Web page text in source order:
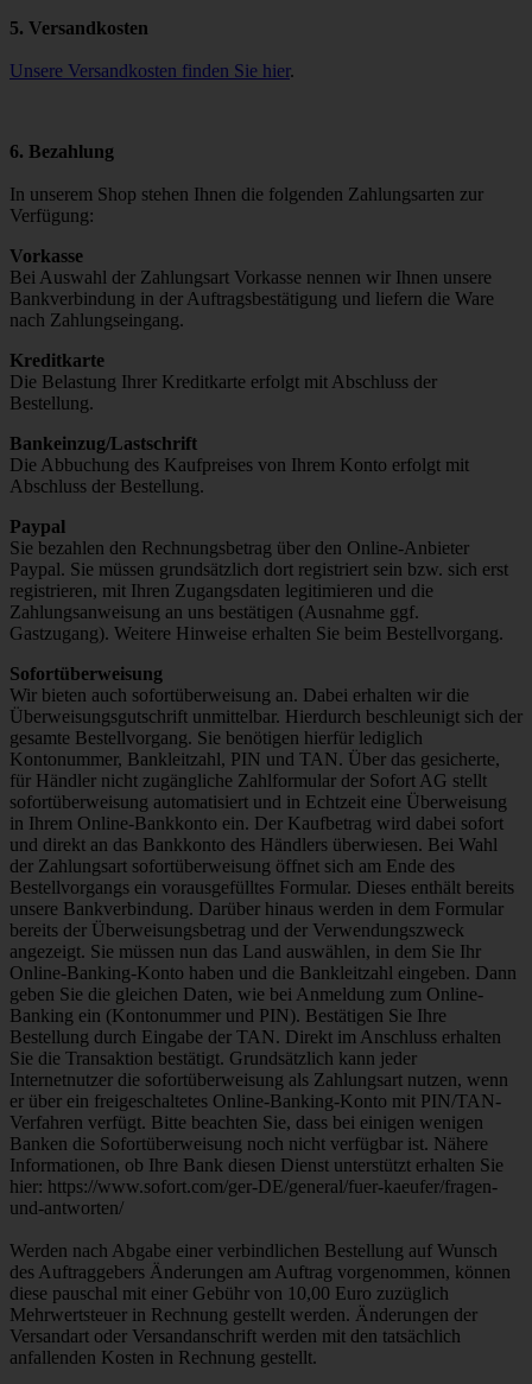
5. Versandkosten
Unsere Versandkosten finden Sie hier.
6. Bezahlung
In unserem Shop stehen Ihnen die folgenden Zahlungsarten zur
Verfügung:
Vorkasse
Bei Auswahl der Zahlungsart Vorkasse nennen wir Ihnen unsere
Bankverbindung in der Auftragsbestätigung und liefern die Ware
nach Zahlungseingang.
Kreditkarte
Die Belastung Ihrer Kreditkarte erfolgt mit Abschluss der
Bestellung.
Bankeinzug/Lastschrift
Die Abbuchung des Kaufpreises von Ihrem Konto erfolgt mit
Abschluss der Bestellung.
Paypal
Sie bezahlen den Rechnungsbetrag über den Online-Anbieter
Paypal. Sie müssen grundsätzlich dort registriert sein bzw. sich erst
registrieren, mit Ihren Zugangsdaten legitimieren und die
Zahlungsanweisung an uns bestätigen (Ausnahme ggf.
Gastzugang). Weitere Hinweise erhalten Sie beim Bestellvorgang.
Sofortüberweisung
Wir bieten auch sofortüberweisung an. Dabei erhalten wir die
Überweisungsgutschrift unmittelbar. Hierdurch beschleunigt sich der
gesamte Bestellvorgang. Sie benötigen hierfür lediglich
Kontonummer, Bankleitzahl, PIN und TAN. Über das gesicherte,
für Händler nicht zugängliche Zahlformular der Sofort AG stellt
sofortüberweisung automatisiert und in Echtzeit eine Überweisung
in Ihrem Online-Bankkonto ein. Der Kaufbetrag wird dabei sofort
und direkt an das Bankkonto des Händlers überwiesen. Bei Wahl
der Zahlungsart sofortüberweisung öffnet sich am Ende des
Bestellvorgangs ein vorausgefülltes Formular. Dieses enthält bereits
unsere Bankverbindung. Darüber hinaus werden in dem Formular
bereits der Überweisungsbetrag und der Verwendungszweck
angezeigt. Sie müssen nun das Land auswählen, in dem Sie Ihr
Online-Banking-Konto haben und die Bankleitzahl eingeben. Dann
geben Sie die gleichen Daten, wie bei Anmeldung zum Online-
Banking ein (Kontonummer und PIN). Bestätigen Sie Ihre
Bestellung durch Eingabe der TAN. Direkt im Anschluss erhalten
Sie die Transaktion bestätigt. Grundsätzlich kann jeder
Internetnutzer die sofortüberweisung als Zahlungsart nutzen, wenn
er über ein freigeschaltetes Online-Banking-Konto mit PIN/TAN-
Verfahren verfügt. Bitte beachten Sie, dass bei einigen wenigen
Banken die Sofortüberweisung noch nicht verfügbar ist. Nähere
Informationen, ob Ihre Bank diesen Dienst unterstützt erhalten Sie
hier: https://www.sofort.com/ger-DE/general/fuer-kaeufer/fragen-
und-antworten/
Werden nach Abgabe einer verbindlichen Bestellung auf Wunsch
des Auftraggebers Änderungen am Auftrag vorgenommen, können
diese pauschal mit einer Gebühr von 10,00 Euro zuzüglich
Mehrwertsteuer in Rechnung gestellt werden. Änderungen der
Versandart oder Versandanschrift werden mit den tatsächlich
anfallenden Kosten in Rechnung gestellt.